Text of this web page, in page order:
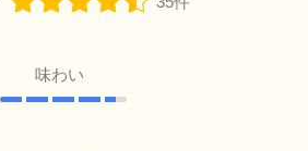
味わい